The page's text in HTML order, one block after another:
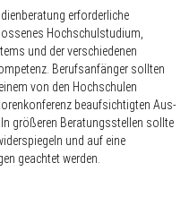
erforderliche
Hochschulstudium,
und der verschiedenen
Berufsanfänger sollten
von den Hochschulen
beaufsichtigten Aus-
größeren Beratungsstellen sollte
und auf eine
geachtet werden.